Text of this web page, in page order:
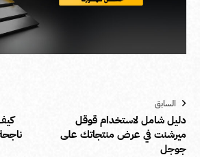
السابق
دليل شامل لاستخدام قوقل
ميرشنت في عرض منتجاتك على
جوجل